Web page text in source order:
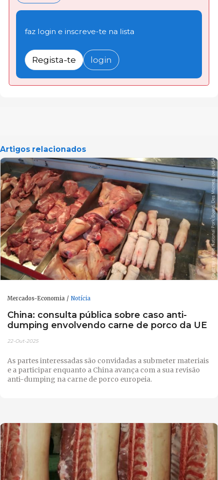
faz login e inscreve-te na lista
Regista-te login
Artigos relacionados
Mercados-Economia Notícia
China: consulta pública sobre caso anti-
dumping envolvendo carne de porco da UE
22-Out-2025
As partes interessadas são convidadas a submeter materiais
e a participar enquanto a China avança com a sua revisão
anti-dumping na carne de porco europeia.